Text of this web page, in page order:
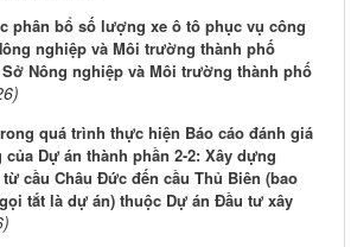
phân bổ số lượng xe ô tô phục vụ công
nghiệp và Môi trường thành phố
Nông nghiệp và Môi trường thành phố
quá trình thực hiện Báo cáo đánh giá
Dự án thành phần 2-2: Xây dựng
cầu Châu Đức đến cầu Thủ Biên (bao
tắt là dự án) thuộc Dự án Đầu tư xây